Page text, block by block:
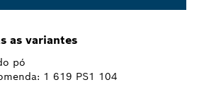
as variantes
pó
1 619 PS1 104